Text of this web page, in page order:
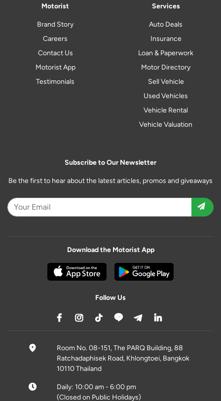
Motorist
Brand Story
Careers
Contact Us
Motorist App
Testimonials
Services
Auto Deals
Insurance
Loan & Paperwork
Motor Directory
Sell Vehicle
Used Vehicles
Vehicle Rental
Vehicle Valuation
Subscribe to Our Newsletter
Be the first to hear about the latest articles, promos and giveaways
Download the Motorist App
Follow Us
Room No. 08-151, The PARQ Building, 88
Ratchadaphisek Road, Khlongtoei, Bangkok
10110 Thailand
Daily: 10:00 am - 6:00 pm
(Closed on Public Holidays)